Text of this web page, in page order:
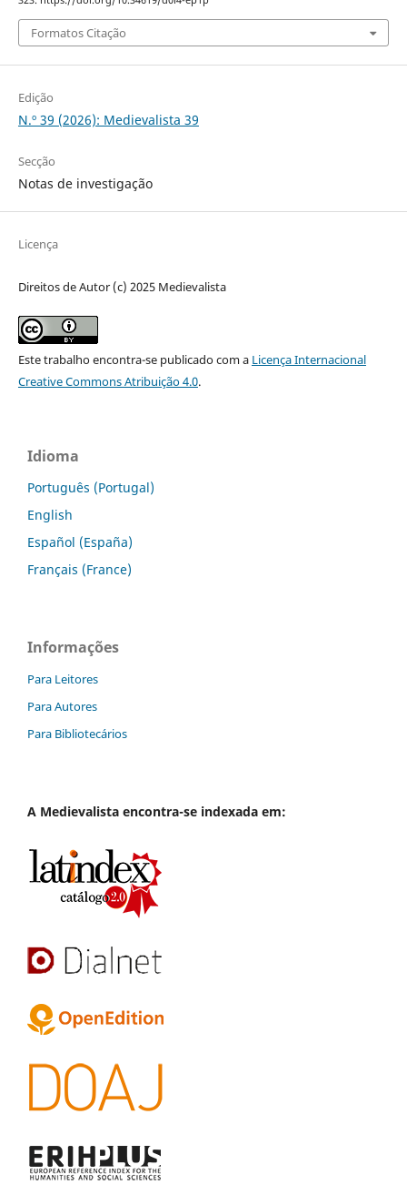
Formatos Citação
Edição
N.º 39 (2026): Medievalista 39
Secção
Notas de investigação
Licença
Direitos de Autor (c) 2025 Medievalista
Este trabalho encontra-se publicado com a Licença Internacional
Creative Commons Atribuição 4.0.
Idioma
Português (Portugal)
English
Español (España)
Français (France)
Informações
Para Leitores
Para Autores
Para Bibliotecários
A Medievalista encontra-se indexada em: